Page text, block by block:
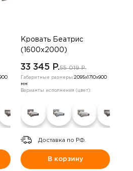
Кровать Беатрис
(1600х2000)
33 345 P.55 019 P.
Габаритные размеры:2095х1710х900
мм
Варианты исполнения (цвет):
Доставка по РФ.
В корзину